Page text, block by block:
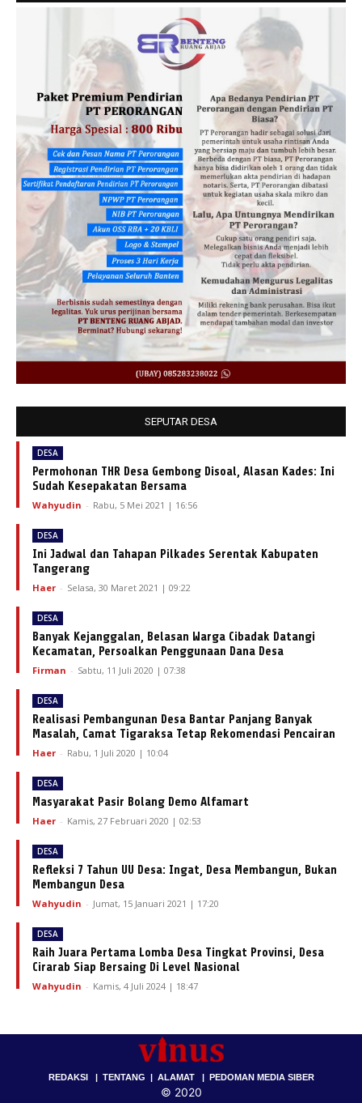
SEPUTAR DESA
DESA
Permohonan THR Desa Gembong Disoal, Alasan Kades: Ini
Sudah Kesepakatan Bersama
Wahyudin - Rabu, 5 Mei 2021 | 16:56
DESA
Ini Jadwal dan Tahapan Pilkades Serentak Kabupaten
Tangerang
Haer - Selasa, 30 Maret 2021 | 09:22
DESA
Banyak Kejanggalan, Belasan Warga Cibadak Datangi
Kecamatan, Persoalkan Penggunaan Dana Desa
Firman - Sabtu, 11 Juli 2020 | 07:38
DESA
Realisasi Pembangunan Desa Bantar Panjang Banyak
Masalah, Camat Tigaraksa Tetap Rekomendasi Pencairan
Haer - Rabu, 1 Juli 2020 | 10:04
DESA
Masyarakat Pasir Bolang Demo Alfamart
Haer - Kamis, 27 Februari 2020 | 02:53
DESA
Refleksi 7 Tahun UU Desa: Ingat, Desa Membangun, Bukan
Membangun Desa
Wahyudin - Jumat, 15 Januari 2021 | 17:20
DESA
Raih Juara Pertama Lomba Desa Tingkat Provinsi, Desa
Cirarab Siap Bersaing Di Level Nasional
Wahyudin - Kamis, 4 Juli 2024 | 18:47
REDAKSI| TENTANG | ALAMAT| PEDOMAN MEDIA SIBER
© 2020